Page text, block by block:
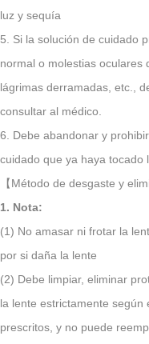
luz y sequía
5. Si la solución de cuidado
normal o molestias oculares
lágrimas derramadas, etc.,
consultar al médico.
6. Debe abandonar y
cuidado que ya haya tocado
【Método de desgaste y
1. Nota:
(1) No amasar ni frotar la
por si daña la lente
(2) Debe limpiar, eliminar
la lente estrictamente según
prescritos, y no puede